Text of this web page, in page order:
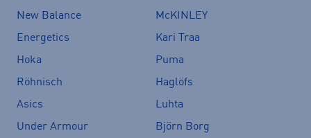
New Balance
McKINLEY
Energetics
Kari Traa
Hoka
Puma
Röhnisch
Haglöfs
Asics
Luhta
Under Armour
Björn Borg